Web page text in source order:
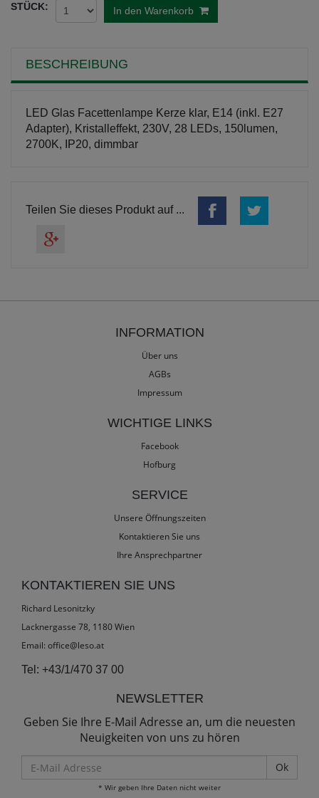
STÜCK: In den Warenkorb
BESCHREIBUNG
LED Glas Facettenlampe Kerze klar, E14 (inkl. E27
Adapter), Kristalleffekt, 230V, 28 LEDs, 150lumen,
2700K, IP20, dimmbar
Teilen Sie dieses Produkt auf ...
INFORMATION
Über uns
AGBs
Impressum
WICHTIGE LINKS
Facebook
Hofburg
SERVICE
Unsere Öffnungszeiten
Kontaktieren Sie uns
Ihre Ansprechpartner
KONTAKTIEREN SIE UNS
Richard Lesonitzky
Lacknergasse 78, 1180 Wien
Email: office@leso.at
Tel: +43/1/470 37 00
NEWSLETTER
Geben Sie Ihre E-Mail Adresse an, um die neuesten
Neuigkeiten von uns zu hören
Mail
Adresse
* Wir geben Ihre Daten nicht weiter